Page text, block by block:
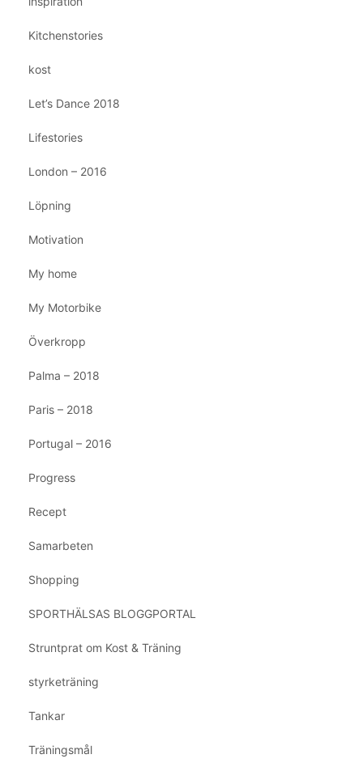
Kitchenstories
kost
Let’s Dance 2018
Lifestories
London – 2016
Löpning
Motivation
My home
My Motorbike
Överkropp
Palma – 2018
Paris – 2018
Portugal – 2016
Progress
Recept
Samarbeten
Shopping
SPORTHÄLSAS BLOGGPORTAL
Struntprat om Kost & Träning
styrketräning
Tankar
Träningsmål